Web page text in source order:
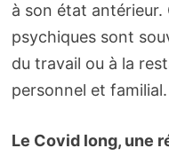
à son état
psychiques sont
du travail ou à la
personnel et familial.
Le Covid long, une